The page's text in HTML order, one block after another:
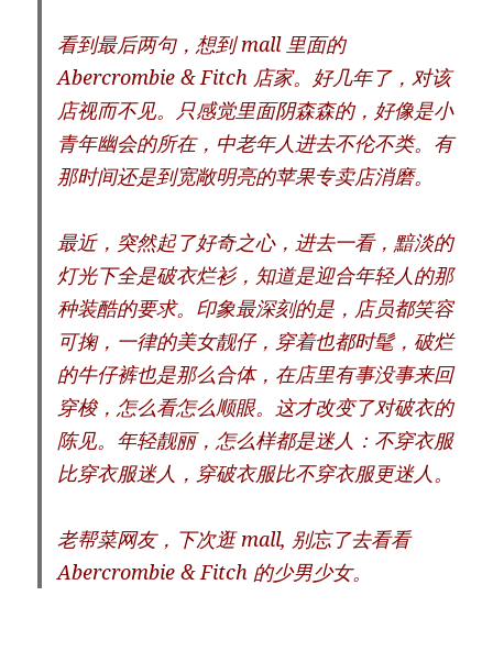
看到最后两句，想到 mall 里面的
Abercrombie & Fitch 店家。好几年了，对该
店视而不见。只感觉里面阴森森的，好像是小
青年幽会的所在，中老年人进去不伦不类。有
那时间还是到宽敞明亮的苹果专卖店消磨。
最近，突然起了好奇之心，进去一看，黯淡的
灯光下全是破衣烂衫，知道是迎合年轻人的那
种装酷的要求。印象最深刻的是，店员都笑容
可掬，一律的美女靓仔，穿着也都时髦，破烂
的牛仔裤也是那么合体，在店里有事没事来回
穿梭，怎么看怎么顺眼。这才改变了对破衣的
陈见。年轻靓丽，怎么样都是迷人：不穿衣服
比穿衣服迷人，穿破衣服比不穿衣服更迷人。
老帮菜网友，下次逛 mall, 别忘了去看看
Abercrombie & Fitch 的少男少女。